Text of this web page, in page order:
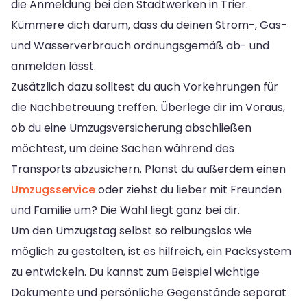
die Anmeldung bei den Stadtwerken in Trier.
Kümmere dich darum, dass du deinen Strom-, Gas-
und Wasserverbrauch ordnungsgemäß ab- und
anmelden lässt.
Zusätzlich dazu solltest du auch Vorkehrungen für
die Nachbetreuung treffen. Überlege dir im Voraus,
ob du eine Umzugsversicherung abschließen
möchtest, um deine Sachen während des
Transports abzusichern. Planst du außerdem einen
Umzugsserviceoder ziehst du lieber mit Freunden
und Familie um? Die Wahl liegt ganz bei dir.
Um den Umzugstag selbst so reibungslos wie
möglich zu gestalten, ist es hilfreich, ein Packsystem
zu entwickeln. Du kannst zum Beispiel wichtige
Dokumente und persönliche Gegenstände separat